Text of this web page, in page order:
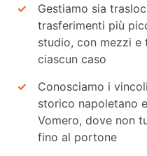
Gestiamo sia
trasferimenti più
studio, con mezzi e
ciascun caso
Conosciamo i
storico napoletano
Vomero, dove non
fino al portone